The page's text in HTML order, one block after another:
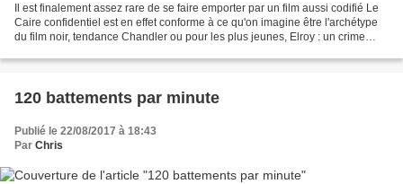
Il est finalement assez rare de se faire emporter par un film aussi codifié Le
Caire confidentiel est en effet conforme à ce qu'on imagine être l'archétype
du film noir, tendance Chandler ou pour les plus jeunes, Elroy : un crime
120 battements par minute
Publié le 22/08/2017 à 18:43
Par Chris